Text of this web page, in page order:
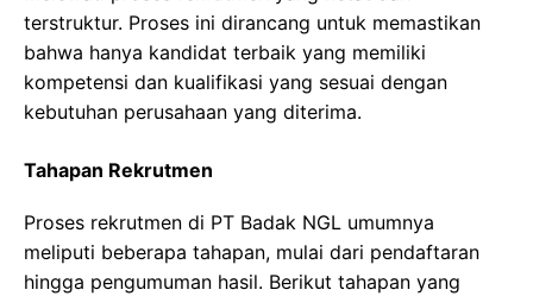
terstruktur. Proses ini dirancang untuk memastikan
bahwa hanya kandidat terbaik yang memiliki
kompetensi dan kualifikasi yang sesuai dengan
kebutuhan perusahaan yang diterima.
Tahapan Rekrutmen
Proses rekrutmen di PT Badak NGL umumnya
meliputi beberapa tahapan, mulai dari pendaftaran
hingga pengumuman hasil. Berikut tahapan yang